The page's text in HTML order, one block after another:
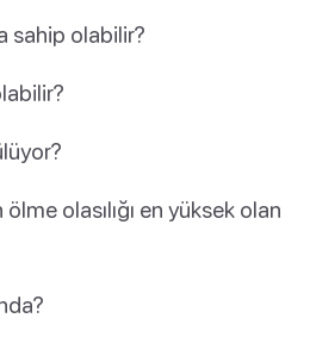
sahip olabilir?
olasılığı en yüksek olan